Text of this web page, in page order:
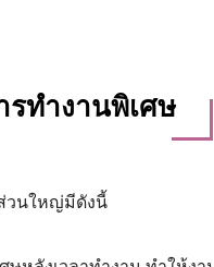
ทำงานพิเศษ
วนใหญ่มีดังนี้